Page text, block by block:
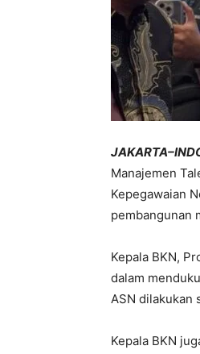
Manajemen
Kepegawaian
pembangunan
Kepala BKN,
dalam
ASN dilakukan
Kepala BKN